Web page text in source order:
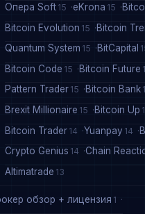
Опера Soft 15 eKrona 15
Bitcoin Evolution 15 Bitcoin
Quantum System 15 BitCapital
Bitcoin Code 15 Bitcoin Future
Pattern Trader 15 Bitcoin Bank
Brexit Millionaire 15 Bitcoin Up
Bitcoin Trader 14 Yuanpay 14
Crypto Genius 14 Chain
Altimatrade 13
обзор + лицензия 1